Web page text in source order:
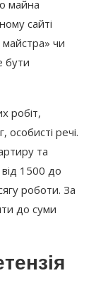
майна
сайті
чи
бути
робіт,
особисті речі.
та
від 1500 до
роботи. За
до суми